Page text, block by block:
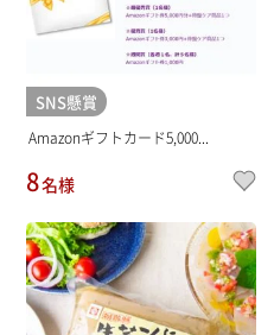
SNS懸賞
Amazonギフトカード5,000...
8名様